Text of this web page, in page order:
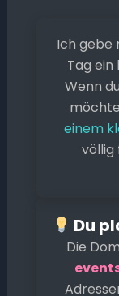
e
b
o
o
k
Ich gebe
Tag ein
Wenn
einem
völlig
Du
Die